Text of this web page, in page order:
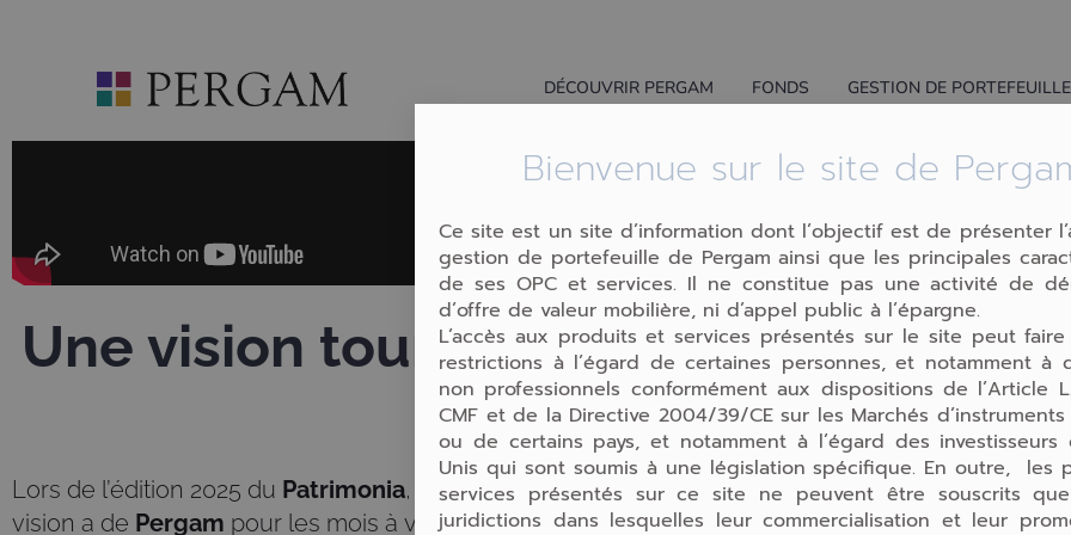
DÉCOUVRIR PERGAM FONDS GESTION DE PORTEFEUILLE
Une vision tournée vers l'avenir et
Lors de l’édition 2025 du Patrimonia, notre directeur du développement s’est exprimé devant
vision a de Pergam pour les mois à venir.
Bienvenue sur le site de
Ce site est un site d’information dont l’objectif est de présenter
gestion de portefeuille de Pergam ainsi que les principales
de ses OPC et services. Il ne constitue pas une activité de
d’offre de valeur mobilière, ni d’appel public à l’épargne.
L’accès aux produits et services présentés sur le site peut
restrictions à l’égard de certaines personnes, et notamment à
non professionnels conformément aux dispositions de l’Article
CMF et de la Directive 2004/39/CE sur les Marchés
ou de certains pays, et notamment à l’égard des investisseurs
Unis qui sont soumis à une législation spécifique. En outre, les
services présentés sur ce site ne peuvent être souscrits
juridictions dans lesquelles leur commercialisation et leur